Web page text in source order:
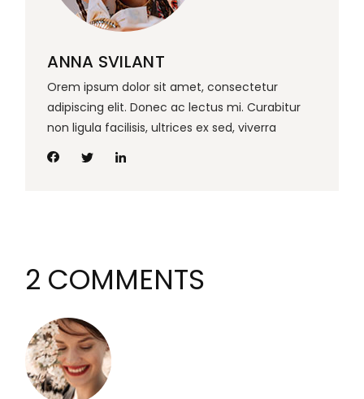
ANNA SVILANT
Orem ipsum dolor sit amet, consectetur
adipiscing elit. Donec ac lectus mi. Curabitur
non ligula facilisis, ultrices ex sed, viverra
2 COMMENTS